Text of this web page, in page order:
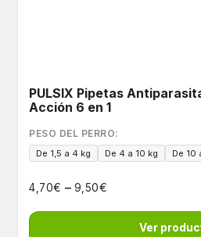
PULSIX Pipetas
Acción 6 en 1
PESO DEL PERRO:
De 1,5 a 4 kg De 4 a 10 kg De 10
4,70€ – 9,50€
Ver